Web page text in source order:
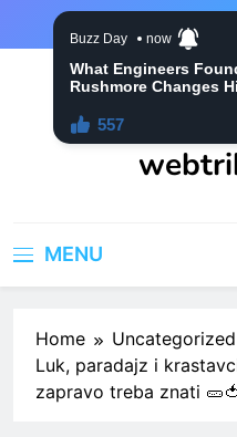
MENU
Home
Uncategorized
Luk, paradajz i
zapravo treba znati